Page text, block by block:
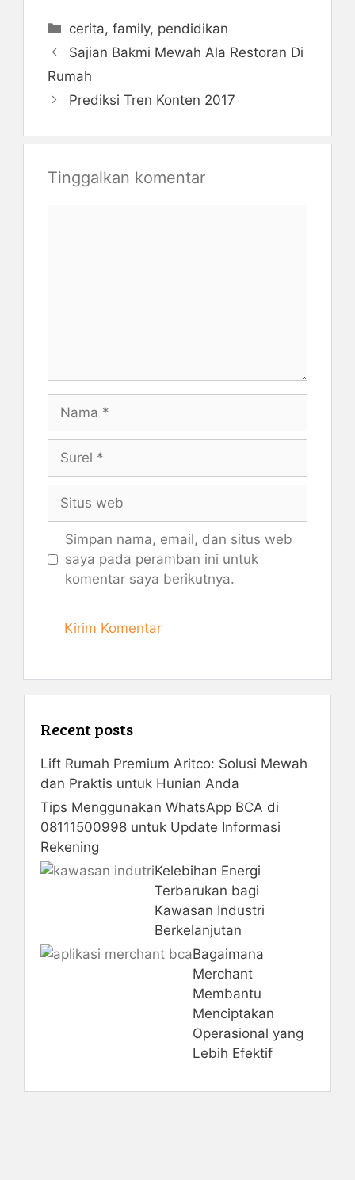
Kategori
cerita,family, pendidikan
Sajian Bakmi Mewah Ala Restoran Di
Rumah
Prediksi Tren Konten 2017
Tinggalkan komentar
Nama
Surel
Situs
web
Simpan nama, email, dan situs web
saya pada peramban ini untuk
komentar saya berikutnya.
Recent posts
Lift Rumah Premium Aritco: Solusi Mewah
dan Praktis untuk Hunian Anda
Tips Menggunakan WhatsApp BCA di
08111500998 untuk Update Informasi
Rekening
Kelebihan Energi
Terbarukan bagi
Kawasan Industri
Berkelanjutan
Bagaimana
Merchant
Membantu
Menciptakan
Operasional yang
Lebih Efektif